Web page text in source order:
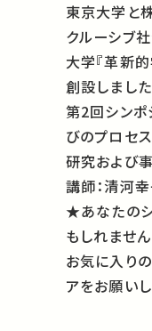
東京大学と
クルーシブ
大学『革新
創設しました
第2回シンポ
びのプロセ
研究および
講師：清河
★あなたの
もしれません
お気に入り
アをお願いし